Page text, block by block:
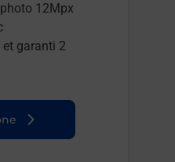
12Mpx
et garanti 2